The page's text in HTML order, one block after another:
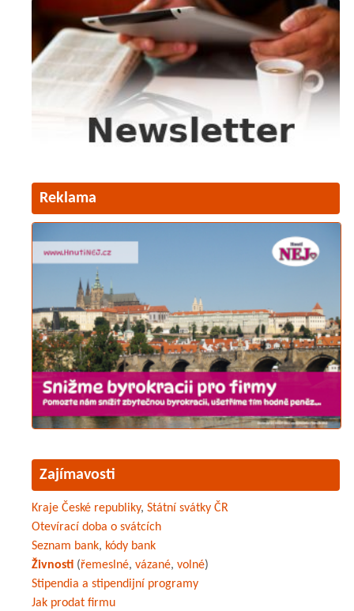
Reklama
Zajímavosti
Kraje České republiky, Státní svátky ČR
Otevírací doba o svátcích
Seznam bank, kódy bank
Živnosti (řemeslné, vázané, volné)
Stipendia a stipendijní programy
Jak prodat firmu